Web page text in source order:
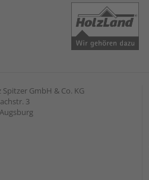
Spitzer GmbH & Co. KG
3